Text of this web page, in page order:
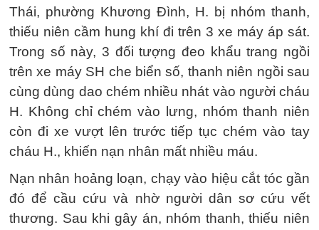
Thái, phường Khương Đình, H. bị nhóm thanh,
thiếu niên cầm hung khí đi trên 3 xe máy áp sát.
Trong số này, 3 đối tượng đeo khẩu trang ngồi
trên xe máy SH che biển số, thanh niên ngồi sau
cùng dùng dao chém nhiều nhát vào người cháu
H. Không chỉ chém vào lưng, nhóm thanh niên
còn đi xe vượt lên trước tiếp tục chém vào tay
cháu H., khiến nạn nhân mất nhiều máu.
Nạn nhân hoảng loạn, chạy vào hiệu cắt tóc gần
đó để cầu cứu và nhờ người dân sơ cứu vết
thương. Sau khi gây án, nhóm thanh, thiếu niên